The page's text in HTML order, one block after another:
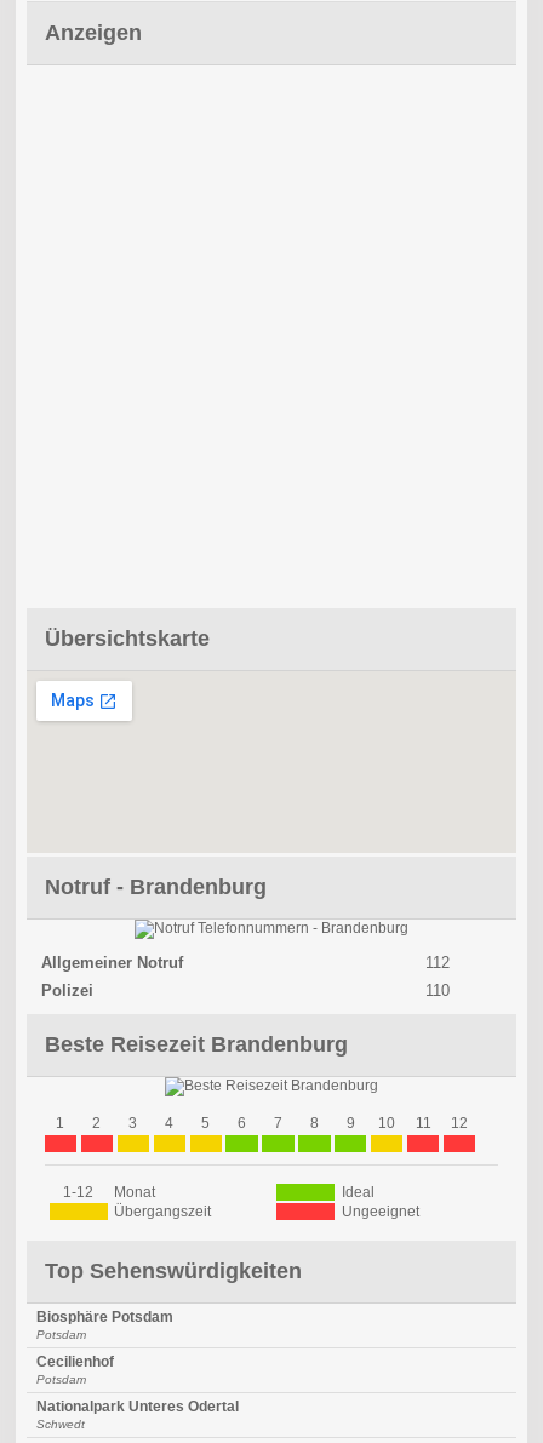
Anzeigen
Übersichtskarte
Notruf - Brandenburg
Allgemeiner Notruf
112
Polizei
110
Beste Reisezeit Brandenburg
1 2 3 4 5 6 7 8 9 10 11 12
1-12 Monat
Ideal
Übergangszeit
Ungeeignet
Top Sehenswürdigkeiten
Biosphäre Potsdam
Potsdam
Cecilienhof
Potsdam
Nationalpark Unteres Odertal
Schwedt